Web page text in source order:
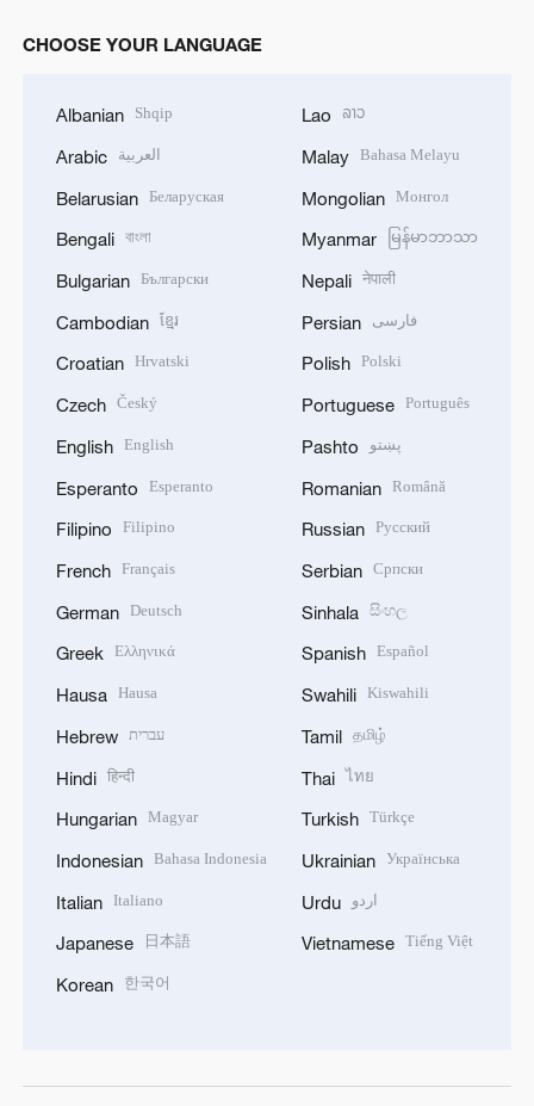
CHOOSE YOUR LANGUAGE
Albanian Shqip
Arabic العربية
Belarusian Беларуская
Bengali বাংলা
Bulgarian Български
Cambodian ខ្មែរ
Croatian Hrvatski
Czech Český
English English
Esperanto Esperanto
Filipino Filipino
French Français
German Deutsch
Greek Ελληνικά
Hausa Hausa
Hebrew עברית
Hindi हिन्दी
Hungarian Magyar
Indonesian Bahasa Indonesia
Italian Italiano
Japanese 日本語
Korean 한국어
Lao ລາວ
Malay Bahasa Melayu
Mongolian Монгол
Myanmar မြန်မာဘာသာ
Nepali नेपाली
Persian فارسی
Polish Polski
Portuguese Português
Pashto پښتو
Romanian Română
Russian Русский
Serbian Српски
Sinhala සිංහල
Spanish Español
Swahili Kiswahili
Tamil தமிழ்
Thai ไทย
Turkish Türkçe
Ukrainian Українська
Urdu اردو
Vietnamese Tiếng Việt